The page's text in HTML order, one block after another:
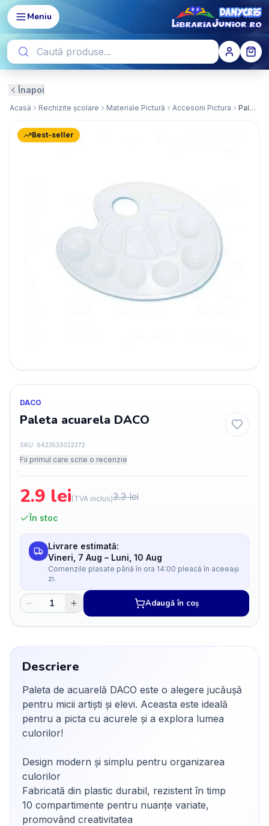
Meniu
Înapoi
Acasă Rechizite școlare Materiale Pictură Accesorii Pictura Paleta acuarela DACO
Best-seller
DACO
Paleta acuarela DACO
SKU: 6423533022372
Fii primul care scrie o recenzie
2.9 lei(TVA inclus)3.3lei
În stoc
Livrare estimată:
Vineri, 7 Aug – Luni, 10 Aug
Comenzile plasate până în ora 14:00 pleacă în aceeași
zi.
Adaugă în coș
Descriere
Paleta de acuarelă DACO este o alegere jucăușă
pentru micii artiști și elevi. Aceasta este ideală
pentru a picta cu acurele și a explora lumea
culorilor!
Design modern și simplu pentru organizarea
culorilor
Fabricată din plastic durabil, rezistent în timp
10 compartimente pentru nuanțe variate,
promovând creativitatea